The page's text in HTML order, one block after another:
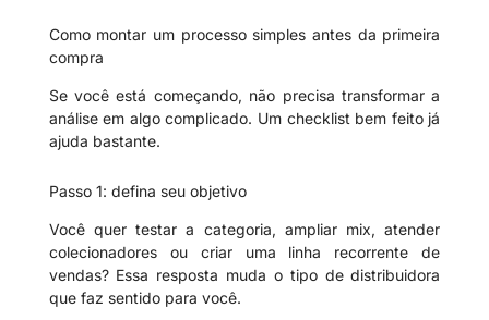
Como montar um processo simples antes da primeira
compra
Se você está começando, não precisa transformar a
análise em algo complicado. Um checklist bem feito já
ajuda bastante.
Passo 1: defina seu objetivo
Você quer testar a categoria, ampliar mix, atender
colecionadores ou criar uma linha recorrente de
vendas? Essa resposta muda o tipo de distribuidora
que faz sentido para você.